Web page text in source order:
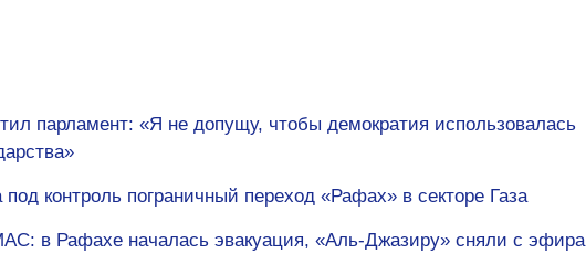
парламент: «Я не допущу, чтобы демократия использовалась
контроль пограничный переход «Рафах» в секторе Газа
в Рафахе началась эвакуация, «Аль-Джазиру» сняли с эфира